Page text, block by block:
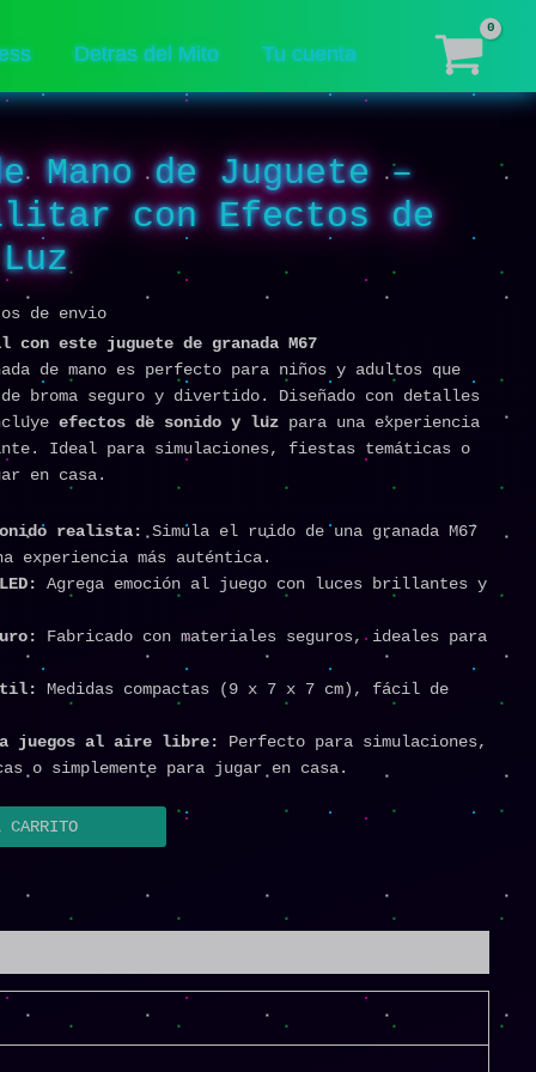
Detras del Mito Tu cuenta
Mano de Juguete –
con Efectos de
de envio
este juguete de granada M67
de mano es perfecto para niños y adultos que
broma seguro y divertido. Diseñado con detalles
efectos de sonido y luz para una experiencia
Ideal para simulaciones, fiestas temáticas o
en casa.
realista:Simula el ruido de una granada M67
experiencia más auténtica.
Agrega emoción al juego con luces brillantes y
Fabricado con materiales seguros, ideales para
Medidas compactas (9 x 7 x 7 cm), fácil de
juegos al aire libre: Perfecto para simulaciones,
o simplemente para jugar en casa.
CARRITO
Militar
de
Sonido
y
cantidad